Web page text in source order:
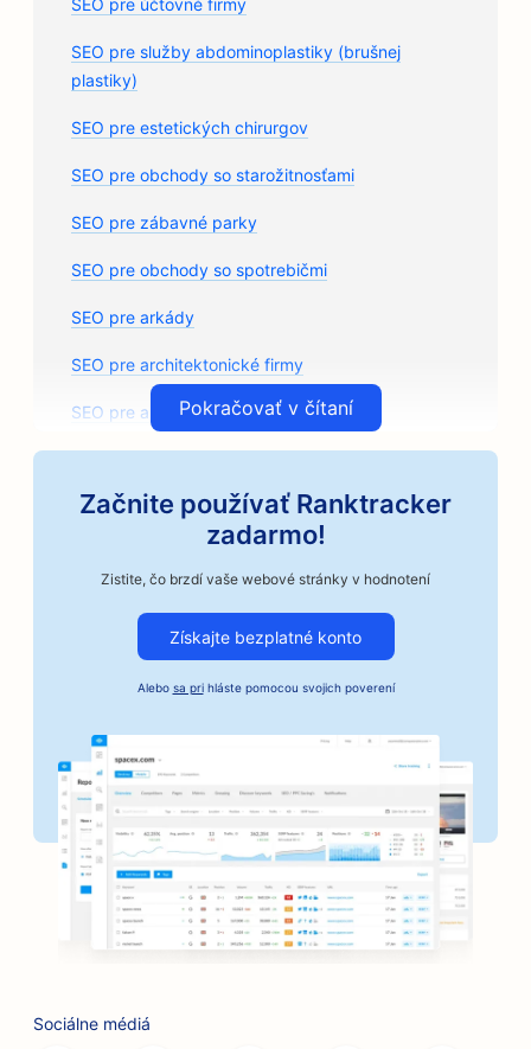
SEO pre účtovné firmy
SEO pre služby abdominoplastiky (brušnej
plastiky)
SEO pre estetických chirurgov
SEO pre obchody so starožitnosťami
SEO pre zábavné parky
SEO pre obchody so spotrebičmi
SEO pre arkády
SEO pre architektonické firmy
SEO pre autoservisy
SEO pre umelecké triedy
SEO pre služby kaucií
SEO pre podniky v automobilovom priemysle
SEO pre pekárne
SEO pre holičstvá
SEO pre banky
SEO pre kníhkupectvá
SEO pre grilovacie zariadenia
SEO pre služby botoxu a výplňových materiálov
Pokračovať v čítaní
Začnite používať Ranktracker
zadarmo!
Zistite, čo brzdí vaše webové stránky v hodnotení
Získajte bezplatné konto
Alebo sa prihláste pomocou svojich poverení
Sociálne médiá